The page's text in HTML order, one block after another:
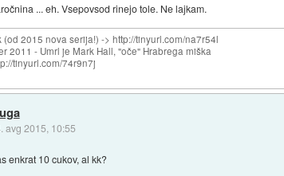
... eh. Vsepovsod rinejo tole. Ne lajkam.
(od 2015 nova serija!) -> http://tinyurl.com/na7r54l
2011 - Umrl je Mark Hall, "oče" Hrabrega miška
tinyurl.com/74r9n7j
avg 2015, 10:55
enkrat 10 cukov, al kk?